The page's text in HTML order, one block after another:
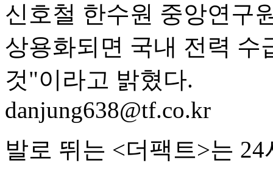
신호철 한수원 중앙연구
상용화되면 국내 전력 수
것"이라고 밝혔다.
danjung638@tf.co.kr
발로 뛰는 <더팩트>는